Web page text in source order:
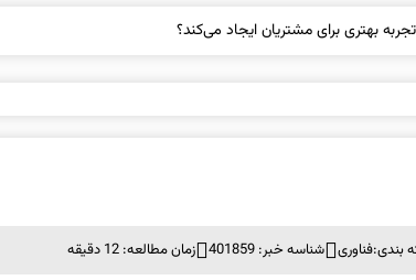
بندی:فناوری شناسه خبر: 401859 زمان مطالعه: 12 دقیقه